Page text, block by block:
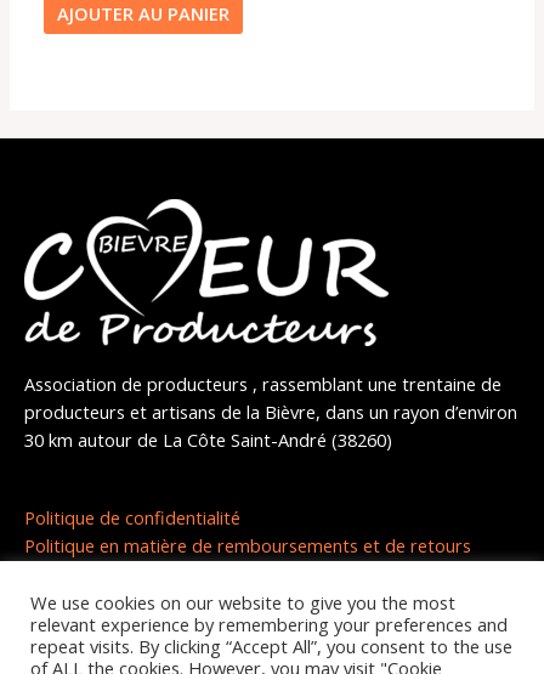
AJOUTER AU PANIER
Association de producteurs , rassemblant une trentaine de
producteurs et artisans de la Bièvre, dans un rayon d’environ
30 km autour de La Côte Saint-André (38260)
Politique de confidentialité
Politique en matière de remboursements et de retours
We use cookies on our website to give you the most
relevant experience by remembering your preferences and
repeat visits. By clicking “Accept All”, you consent to the use
of ALL the cookies. However, you may visit "Cookie